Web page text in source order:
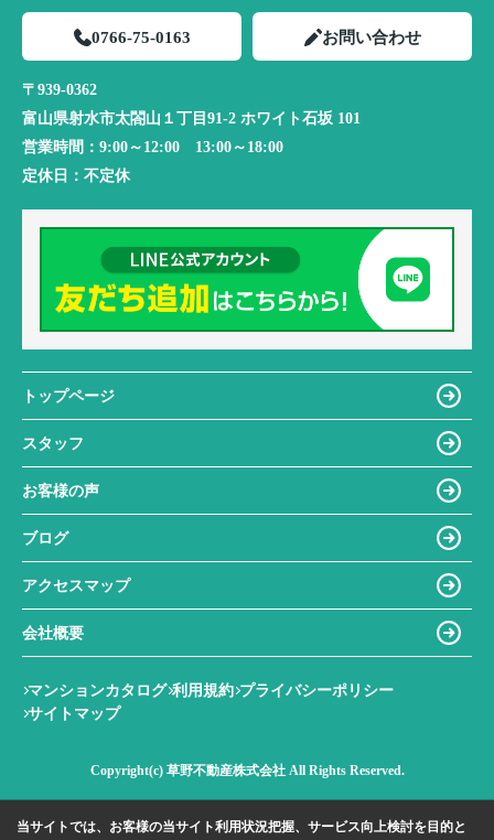
0766-75-0163 お問い合わせ
〒939-0362
富山県射水市太閤山１丁目91-2 ホワイト石坂 101
営業時間： 9:00～12:00 13:00～18:00
定休日： 不定休
トップページ
スタッフ
お客様の声
ブログ
アクセスマップ
会社概要
マンションカタログ 利用規約 プライバシーポリシー
サイトマップ
Copyright(c) 草野不動産株式会社 All Rights Reserved.
当サイトでは、お客様の当サイト利用状況把握、サービス向上検討を目的と